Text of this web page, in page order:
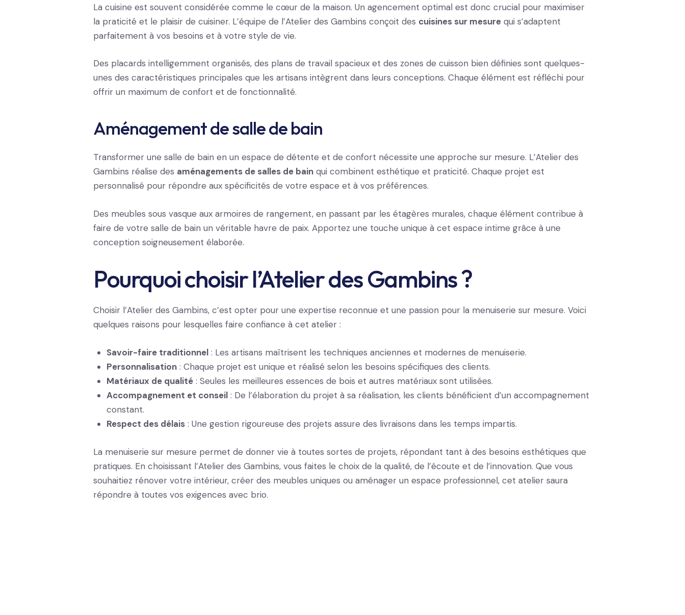
La cuisine est souvent considérée comme le cœur de la maison. Un agencement optimal est donc crucial pour maximiser
la praticité et le plaisir de cuisiner. L’équipe de l’Atelier des Gambins conçoit des cuisines sur mesure qui s’adaptent
parfaitement à vos besoins et à votre style de vie.
Des placards intelligemment organisés, des plans de travail spacieux et des zones de cuisson bien définies sont quelques-
unes des caractéristiques principales que les artisans intègrent dans leurs conceptions. Chaque élément est réfléchi pour
offrir un maximum de confort et de fonctionnalité.
Aménagement de salle de bain
Transformer une salle de bain en un espace de détente et de confort nécessite une approche sur mesure. L’Atelier des
Gambins réalise des aménagements de salles de bain qui combinent esthétique et praticité. Chaque projet est
personnalisé pour répondre aux spécificités de votre espace et à vos préférences.
Des meubles sous vasque aux armoires de rangement, en passant par les étagères murales, chaque élément contribue à
faire de votre salle de bain un véritable havre de paix. Apportez une touche unique à cet espace intime grâce à une
conception soigneusement élaborée.
Pourquoi choisir l’Atelier des Gambins ?
Choisir l’Atelier des Gambins, c’est opter pour une expertise reconnue et une passion pour la menuiserie sur mesure. Voici
quelques raisons pour lesquelles faire confiance à cet atelier :
Savoir-faire traditionnel: Les artisans maîtrisent les techniques anciennes et modernes de menuiserie.
Personnalisation: Chaque projet est unique et réalisé selon les besoins spécifiques des clients.
Matériaux de qualité: Seules les meilleures essences de bois et autres matériaux sont utilisées.
Accompagnement et conseil: De l’élaboration du projet à sa réalisation, les clients bénéficient d’un accompagnement
constant.
Respect des délais: Une gestion rigoureuse des projets assure des livraisons dans les temps impartis.
La menuiserie sur mesure permet de donner vie à toutes sortes de projets, répondant tant à des besoins esthétiques que
pratiques. En choisissant l’Atelier des Gambins, vous faites le choix de la qualité, de l’écoute et de l’innovation. Que vous
souhaitiez rénover votre intérieur, créer des meubles uniques ou aménager un espace professionnel, cet atelier saura
répondre à toutes vos exigences avec brio.